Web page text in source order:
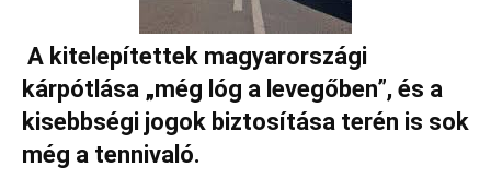
A kitelepítettek magyarországi
kárpótlása „még lóg a levegőben”, és a
kisebbségi jogok biztosítása terén is sok
még a tennivaló.